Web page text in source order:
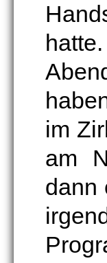
im
am
dann